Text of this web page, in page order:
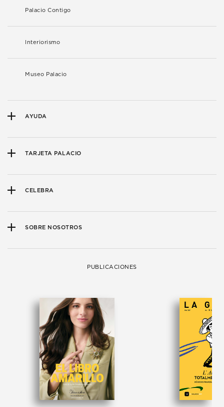
Palacio Contigo
Interiorismo
Museo Palacio
AYUDA
TARJETA PALACIO
CELEBRA
SOBRE NOSOTROS
PUBLICACIONES